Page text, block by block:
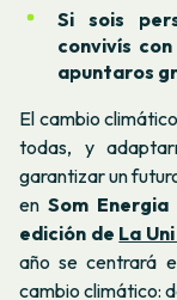
Si sois
convivís
apuntaros
El cambio
todas, y
garantizar un
en Som
edición de La
año se centrará
cambio climático: